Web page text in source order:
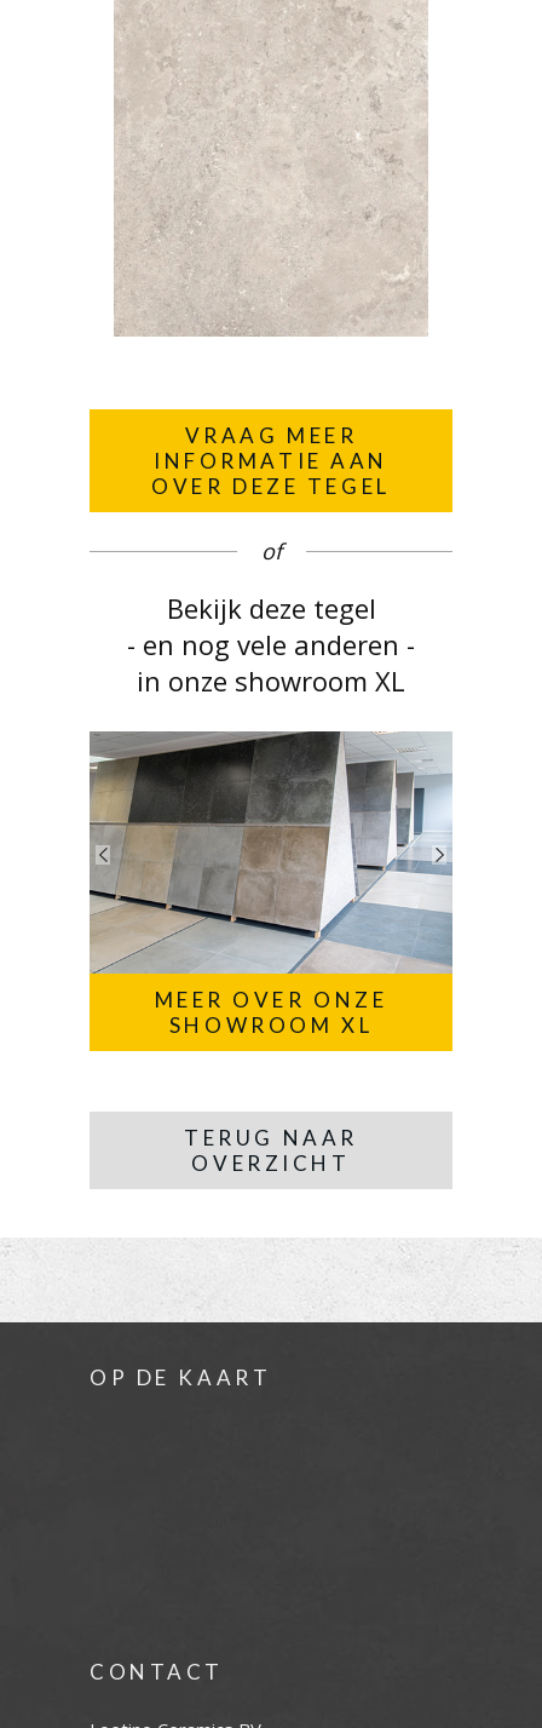
VRAAG MEER
INFORMATIE AAN
OVER DEZE TEGEL
of
Bekijk deze tegel
- en nog vele anderen -
in onze showroom XL
MEER OVER ONZE
SHOWROOM XL
TERUG NAAR
OVERZICHT
OP DE KAART
CONTACT